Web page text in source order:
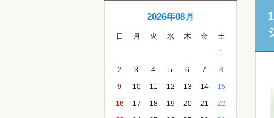
2026年08月
日 月 火 水 木 金
土
1
2
3 4 5 6 7
8
9
10 11 12 13 14
15
16
17 18 19 20 21
22